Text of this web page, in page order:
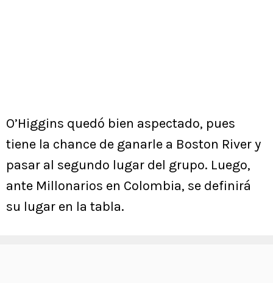
O’Higgins quedó bien aspectado, pues
tiene la chance de ganarle a Boston River y
pasar al segundo lugar del grupo. Luego,
ante Millonarios en Colombia, se definirá
su lugar en la tabla.